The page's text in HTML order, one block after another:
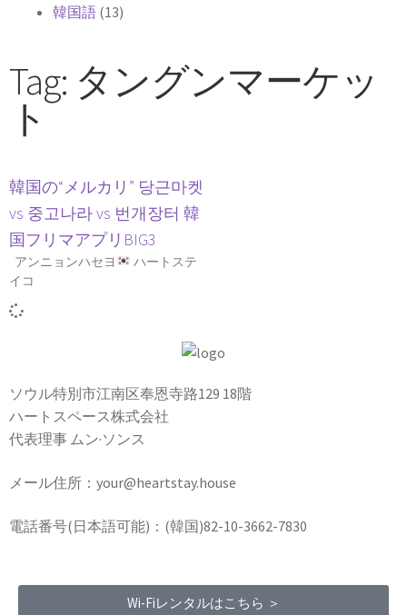
韓国語 (13)
Tag: タングンマーケッ
ト
韓国の“メルカリ” 당근마켓
vs 중고나라 vs 번개장터 韓
国フリマアプリBIG3
アンニョンハセヨ
ハートステ
イコ
ソウル特別市江南区奉恩寺路129 18階
ハートスペース株式会社
代表理事 ムン·ソンス
メール住所：your@heartstay.house
電話番号(日本語可能)：(韓国)82-10-3662-7830
Wi-Fiレンタルはこちら ＞